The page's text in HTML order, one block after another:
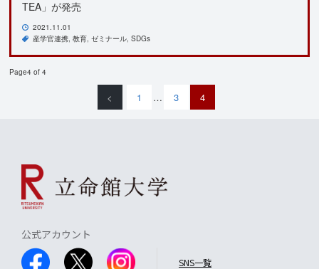
TEA」が発売
2021.11.01
産学官連携 教育 ゼミナール SDGs
Page4 of 4
< 1 … 3 4
公式アカウント
SNS一覧